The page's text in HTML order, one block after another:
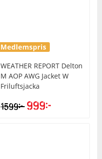
WEATHER REPORT Delton
M AOP AWG Jacket W
Friluftsjacka
1599kr 999kr